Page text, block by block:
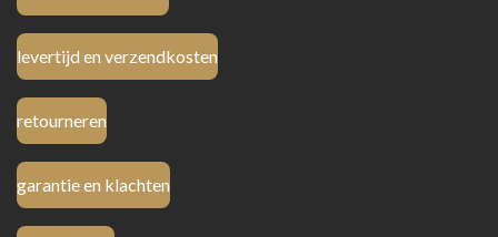
levertijd en verzendkosten
retourneren
garantie en klachten